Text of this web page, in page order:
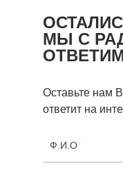
МЫ С
Оставьте нам
ответит на
Ф.И.О*